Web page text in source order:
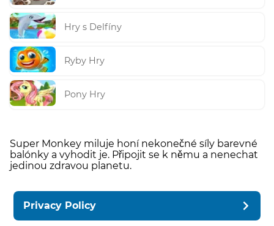
Hry s Delfíny
Ryby Hry
Pony Hry
Super Monkey miluje honí nekonečné síly barevné
balónky a vyhodit je. Připojit se k němu a nenechat
jedinou zdravou planetu.
Privacy Policy